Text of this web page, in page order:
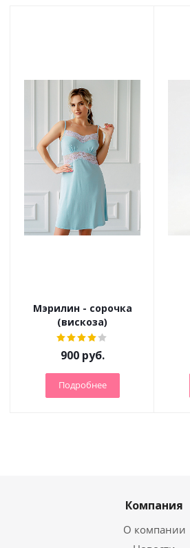
Мэрилин - сорочка
(вискоза)
900руб.
Подробнее
Компания
О компании